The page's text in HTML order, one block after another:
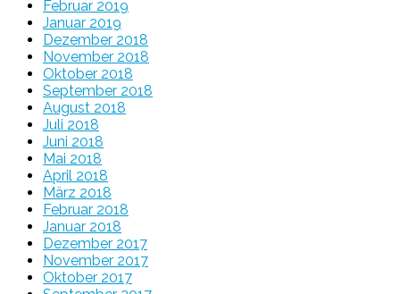
Februar 2019
Januar 2019
Dezember 2018
November 2018
Oktober 2018
September 2018
August 2018
Juli 2018
Juni 2018
Mai 2018
April 2018
März 2018
Februar 2018
Januar 2018
Dezember 2017
November 2017
Oktober 2017